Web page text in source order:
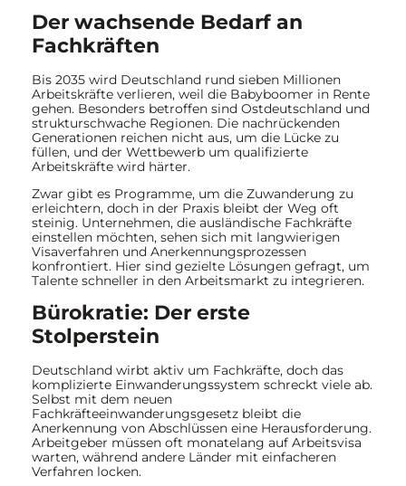
Der wachsende Bedarf an
Fachkräften
Bis 2035 wird Deutschland rund sieben Millionen
Arbeitskräfte verlieren, weil die Babyboomer in Rente
gehen. Besonders betroffen sind Ostdeutschland und
strukturschwache Regionen. Die nachrückenden
Generationen reichen nicht aus, um die Lücke zu
füllen, und der Wettbewerb um qualifizierte
Arbeitskräfte wird härter.
Zwar gibt es Programme, um die Zuwanderung zu
erleichtern, doch in der Praxis bleibt der Weg oft
steinig. Unternehmen, die ausländische Fachkräfte
einstellen möchten, sehen sich mit langwierigen
Visaverfahren und Anerkennungsprozessen
konfrontiert. Hier sind gezielte Lösungen gefragt, um
Talente schneller in den Arbeitsmarkt zu integrieren.
Bürokratie: Der erste
Stolperstein
Deutschland wirbt aktiv um Fachkräfte, doch das
komplizierte Einwanderungssystem schreckt viele ab.
Selbst mit dem neuen
Fachkräfteeinwanderungsgesetz bleibt die
Anerkennung von Abschlüssen eine Herausforderung.
Arbeitgeber müssen oft monatelang auf Arbeitsvisa
warten, während andere Länder mit einfacheren
Verfahren locken.